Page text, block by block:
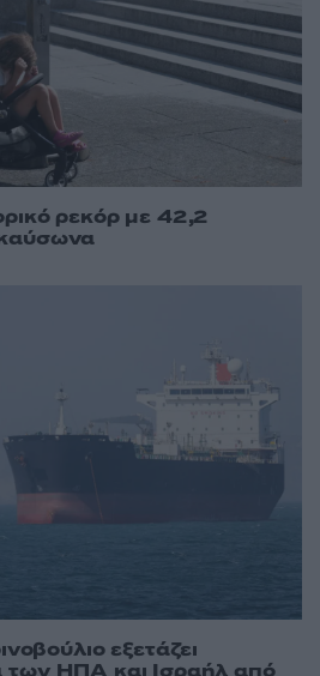
ρεκόρ με 42,2
εξετάζει